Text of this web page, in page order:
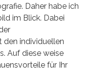
Daher habe ich
im Blick. Dabei
den individuellen
Auf diese weise
für Ihr